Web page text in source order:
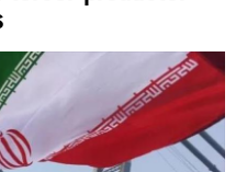
c/hispantv
hispan_tv